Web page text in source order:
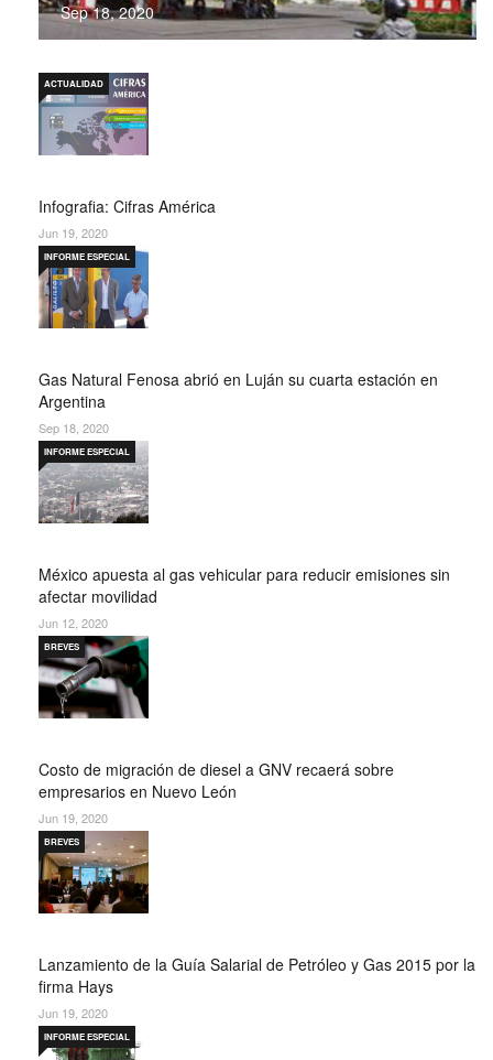
Sep 18, 2020
Infografia: Cifras América
ACTUALIDAD
Jun 19, 2020
Gas Natural Fenosa abrió en Luján su cuarta estación en
Argentina
INFORME ESPECIAL
Sep 18, 2020
México apuesta al gas vehicular para reducir emisiones sin
afectar movilidad
INFORME ESPECIAL
Jun 12, 2020
Costo de migración de diesel a GNV recaerá sobre
empresarios en Nuevo León
BREVES
Jun 19, 2020
Lanzamiento de la Guía Salarial de Petróleo y Gas 2015 por la
firma Hays
BREVES
Jun 19, 2020
INFORME ESPECIAL